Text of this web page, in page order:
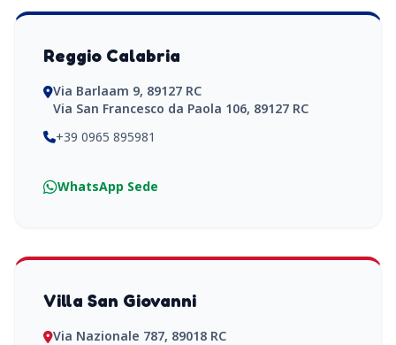
Reggio Calabria
Via Barlaam 9, 89127 RC
Via San Francesco da Paola 106, 89127 RC
+39 0965 895981
WhatsApp Sede
Villa San Giovanni
Via Nazionale 787, 89018 RC